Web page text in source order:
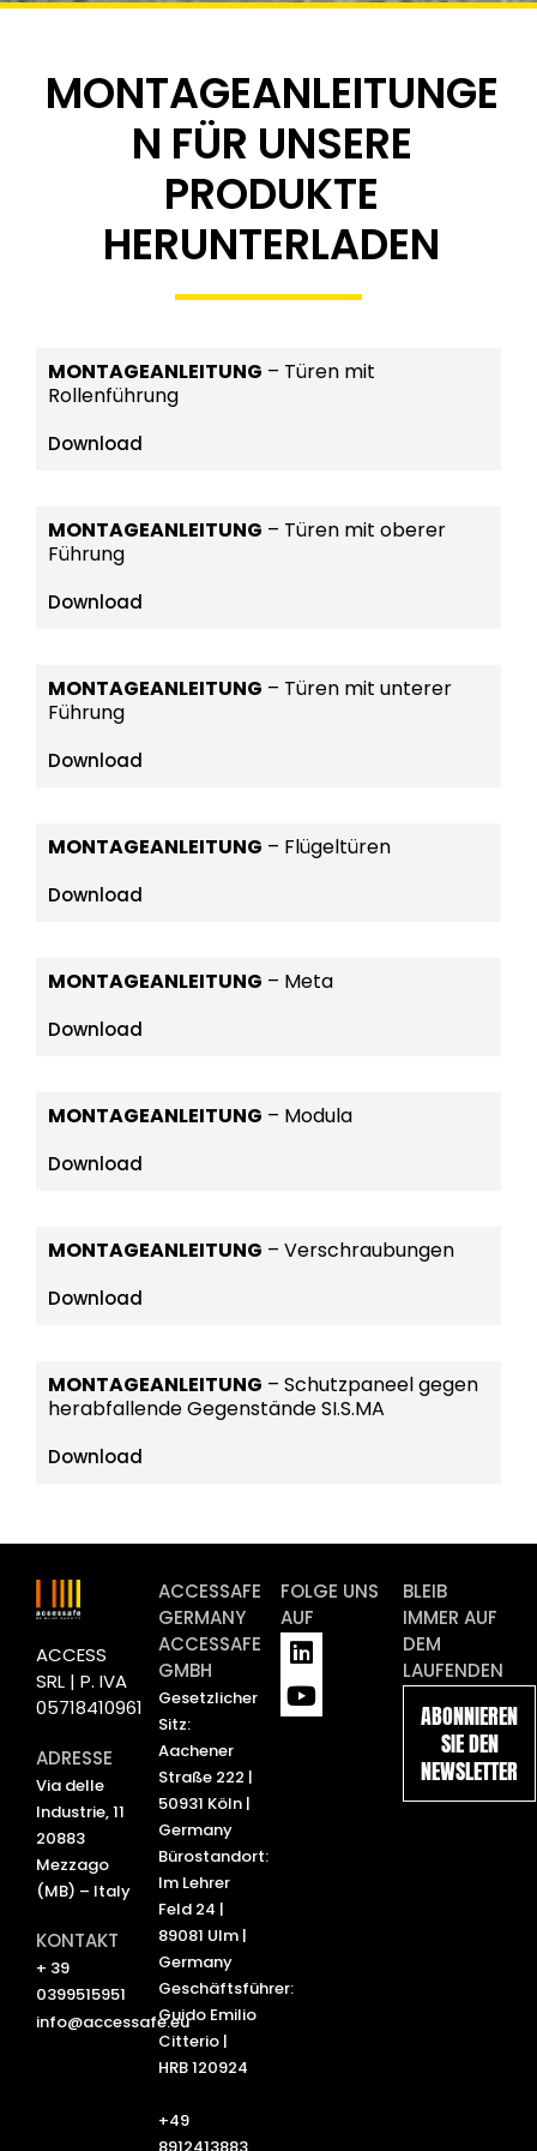
Montageanleitun
g
Laden Sie die Dateien herunter, die Sie
interessieren
MONTAGEANLEITUNGE
N FÜR UNSERE
PRODUKTE
HERUNTERLADEN
MONTAGEANLEITUNG – Türen mit
Rollenführung
Download
MONTAGEANLEITUNG – Türen mit oberer
Führung
Download
MONTAGEANLEITUNG – Türen mit unterer
Führung
Download
MONTAGEANLEITUNG – Flügeltüren
Download
MONTAGEANLEITUNG – Meta
Download
MONTAGEANLEITUNG – Modula
Download
MONTAGEANLEITUNG – Verschraubungen
Download
MONTAGEANLEITUNG – Schutzpaneel gegen
herabfallende Gegenstände SI.S.MA
Download
ACCESS
SRL | P. IVA
05718410961
ADRESSE
Via delle
Industrie, 11
20883
Mezzago
(MB) – Italy
KONTAKT
+ 39
0399515951
info@accessafe.eu
ACCESSAFE
GERMANY
ACCESSAFE
GMBH
Gesetzlicher
Sitz:
Aachener
Straße 222 |
50931 Köln |
Germany
Bürostandort:
Im Lehrer
Feld 24 |
89081 Ulm |
Germany
Geschäftsführer:
Guido Emilio
Citterio |
HRB 120924
+49
FOLGE UNS
AUF
L
i
n
k
Y
o
u
t
BLEIB
IMMER AUF
DEM
LAUFENDEN
ABONNIEREN
SIE DEN
NEWSLETTER